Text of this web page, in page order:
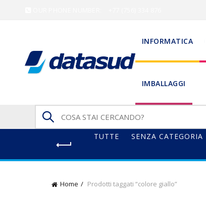
INFORMATICA
IMBALLAGGI
Search
for:
TUTTE SENZA CATEGORIA
Home Prodotti taggati “colore giallo”